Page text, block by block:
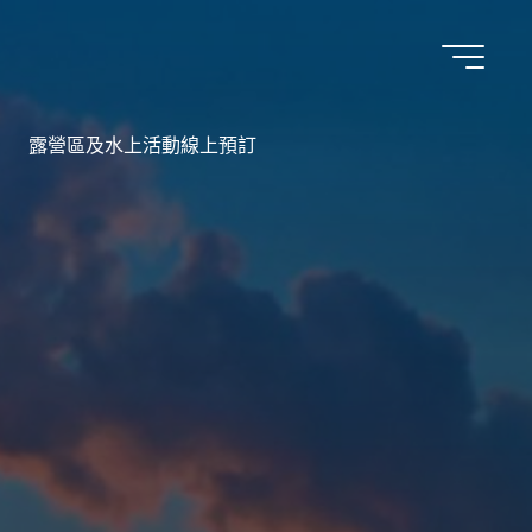
露營區及水上活動線上預訂